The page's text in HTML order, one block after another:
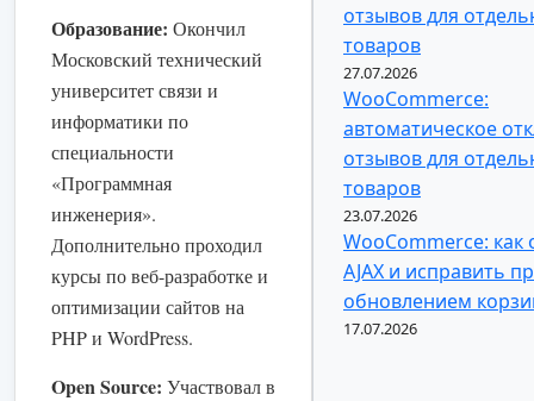
Образование: Окончил
Московский технический
университет связи и
информатики по
специальности
«Программная
инженерия».
Дополнительно проходил
курсы по веб-разработке и
оптимизации сайтов на
PHP и WordPress.
Open Source: Участвовал в
отзывов для
товаров
27.07.2026
WooCommerce:
автоматическое
отзывов для
товаров
23.07.2026
WooCommerce: как
AJAX и исправить
обновлением
17.07.2026